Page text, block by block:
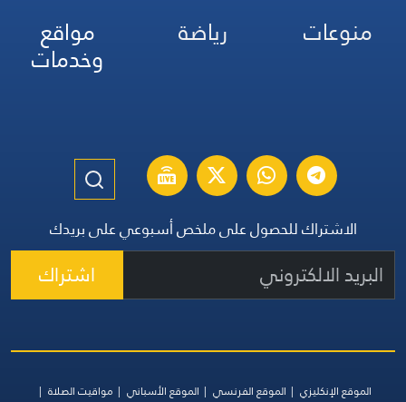
منوعات
رياضة مواقع
وخدمات
الاشتراك للحصول على ملخص أسبوعي على بريدك
اشتراك
الموقع الإنكليزي الموقع الفرنسي الموقع الأسباني مواقيت الصلاة